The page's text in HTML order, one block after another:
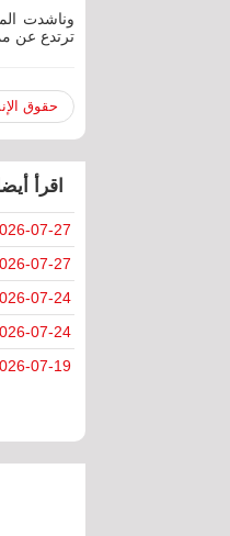
وناشدت
ترتدع عن
حقوق
اقرأ
07-27
07-27
07-24
07-24
07-19